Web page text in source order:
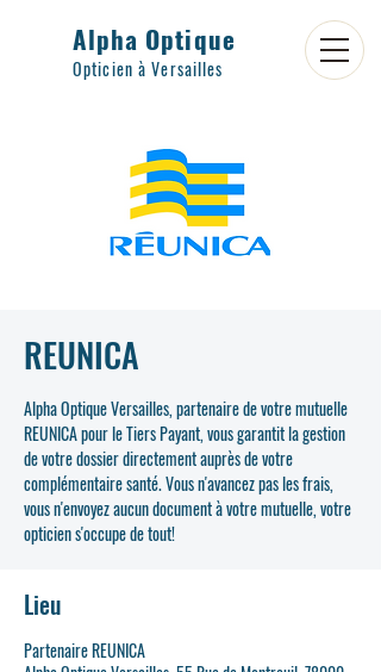
Alpha Optique
Opticien à Versailles
REUNICA
Alpha Optique Versailles, partenaire de votre mutuelle
REUNICA pour le Tiers Payant, vous garantit la gestion
de votre dossier directement auprès de votre
complémentaire santé. Vous n'avancez pas les frais,
vous n'envoyez aucun document à votre mutuelle, votre
opticien s'occupe de tout!
Lieu
Partenaire REUNICA